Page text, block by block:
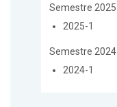
Semestre 2025
2025-1
Semestre 2024
2024-1